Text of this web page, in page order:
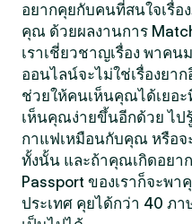
อยากคุยกับคนที่สนใจเรื่อ
คุณ ด้วยผลงานการ
เราเชี่ยวชาญเรื่อง พาค
ออนไลน์จะไม่ใช่เรื่องยา
ช่วยให้คนเห็นคุณได้เยอ
เห็นคุณง่ายขึ้นอีกด้วย ไป
กาแฟเหมือนกับคุณ หรือ
ทั้งนั้น และถ้าคุณเกิดอยา
Passport ของเราก็จะพ
ประเทศ คุยได้กว่า 40 ภา